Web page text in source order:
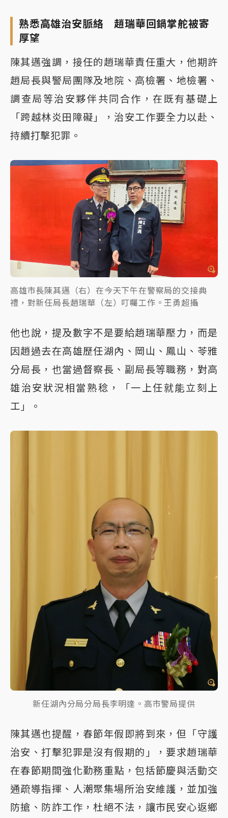
熟悉高雄治安脈絡 趙瑞華回鍋掌舵被寄
厚望
陳其邁強調，接任的趙瑞華責任重大，他期許
趙局長與警局團隊及地院、高檢署、地檢署、
調查局等治安夥伴共同合作，在既有基礎上
「跨越林炎田障礙」，治安工作要全力以赴、
持續打擊犯罪。
高雄市長陳其邁（右）在今天下午在警察局的交接典
禮，對新任局長趙瑞華（左）叮囑工作。王勇超攝
他也說，提及數字不是要給趙瑞華壓力，而是
因趙過去在高雄歷任湖內、岡山、鳳山、苓雅
分局長，也當過督察長、副局長等職務，對高
雄治安狀況相當熟稔，「一上任就能立刻上
工」。
新任湖內分局分局長李明達。高市警局提供
陳其邁也提醒，春節年假即將到來，但「守護
治安、打擊犯罪是沒有假期的」，要求趙瑞華
在春節期間強化勤務重點，包括節慶與活動交
通疏導指揮、人潮聚集場所治安維護，並加強
防搶、防詐工作，杜絕不法，讓市民安心返鄉